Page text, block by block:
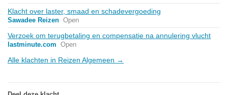
Klacht over laster, smaad en schadevergoeding
Sawadee Reizen Open
Verzoek om terugbetaling en compensatie na annulering vlucht
lastminute.com Open
Alle klachten in Reizen Algemeen →